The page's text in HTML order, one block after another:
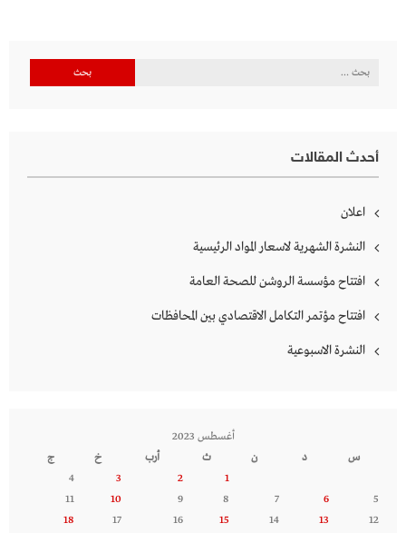
البحث
أحدث المقالات
اعلان
النشرة الشهرية لاسعار المواد الرئيسية
افتتاح مؤسسة الروشن للصحة العامة
افتتاح مؤتمر التكامل الاقتصادي بين المحافظات
النشرة الاسبوعية
أغسطس 2023
س
د ن ث أرب خ
ج
1
2
3
4
5
6
7
8
9
10
11
12
13
14
15
16
17
18